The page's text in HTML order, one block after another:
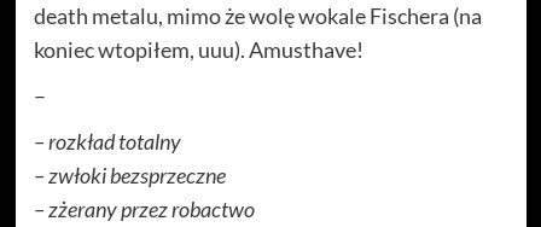
death metalu, mimo że wolę wokale Fischera (na
koniec wtopiłem, uuu). Amusthave!
–
– rozkład totalny
– zwłoki bezsprzeczne
– zżerany przez robactwo